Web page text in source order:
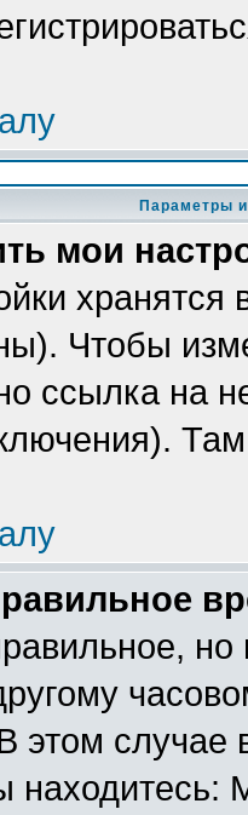
Параметры
мои
Чтобы
ссылка на
этом